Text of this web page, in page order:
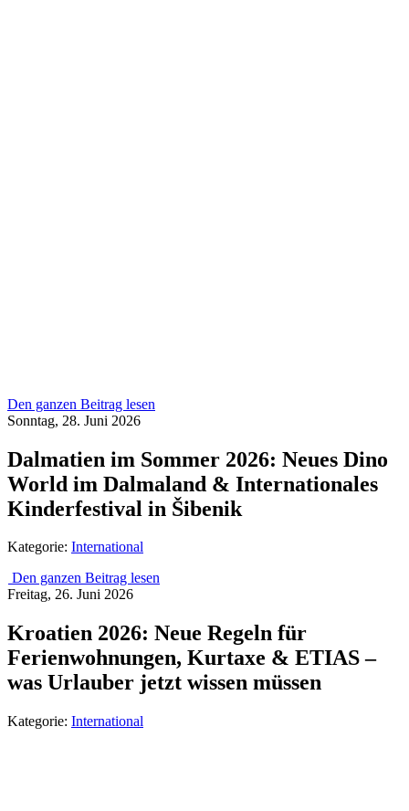
Den ganzen Beitrag lesen
Sonntag, 28. Juni 2026
Dalmatien im Sommer 2026: Neues Dino
World im Dalmaland & Internationales
Kinderfestival in Šibenik
Kategorie: International
Den ganzen Beitrag lesen
Freitag, 26. Juni 2026
Kroatien 2026: Neue Regeln für
Ferienwohnungen, Kurtaxe & ETIAS –
was Urlauber jetzt wissen müssen
Kategorie: International